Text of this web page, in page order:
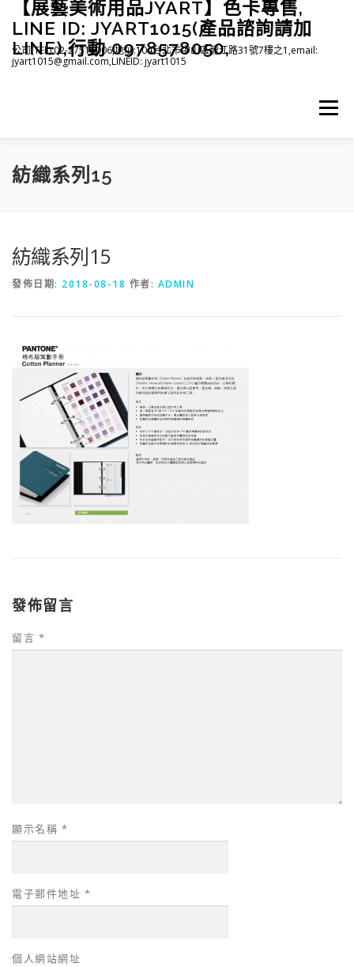
【展藝美術用品JYART】色卡專售,
LINE ID: JYART1015(產品諮詢請加
LINE),行動 0978578050,
公司(TEL):02-27515006,地址:104台北市中山區龍江路31號7樓之1,email:
jyart1015@gmail.com,LINEID: jyart1015
選單
首頁 紡織系列
紡織系列15
紡織系列15
發佈日期: 2018-08-18 作者: ADMIN
發佈留言
留言 *
顯示名稱 *
電子郵件地址 *
個人網站網址